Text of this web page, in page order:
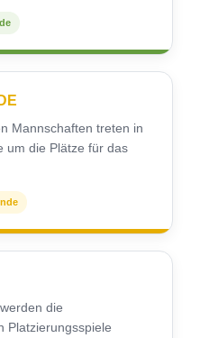
Mannschaften treten in
um die Plätze für das
die
Platzierungsspiele